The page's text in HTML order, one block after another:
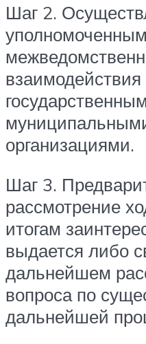
Шаг 2.
организациями.
Шаг 3.
рассмотрение
итогам
выдается либо
дальнейшем
вопроса по
дальнейшей